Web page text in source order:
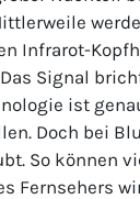
Infrarot-
Signal
ist
Doch bei
So können
Fernsehers